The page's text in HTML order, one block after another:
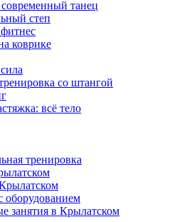
танец
степ
коврике
со штангой
всё тело
тренировка
оборудованием
занятия в Крылатском